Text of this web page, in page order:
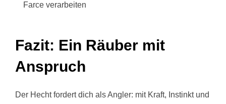
Farce verarbeiten
Fazit: Ein Räuber mit
Anspruch
Der Hecht fordert dich als Angler: mit Kraft, Instinkt und